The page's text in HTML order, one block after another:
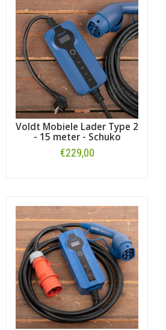
Voldt Mobiele Lader Type 2
- 15 meter - Schuko
€229,00